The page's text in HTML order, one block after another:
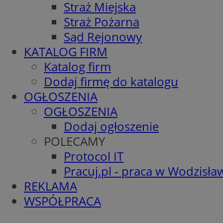
Straż Miejska
Straż Pożarna
Sąd Rejonowy
KATALOG FIRM
Katalog firm
Dodaj firmę do katalogu
OGŁOSZENIA
OGŁOSZENIA
Dodaj ogłoszenie
POLECAMY
Protocol IT
Pracuj.pl - praca w
REKLAMA
WSPÓŁPRACA